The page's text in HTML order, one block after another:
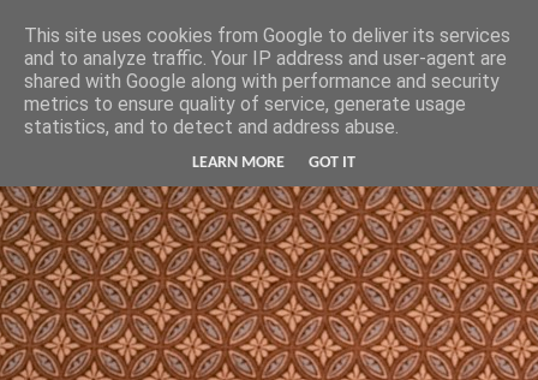
This site uses cookies from Google to deliver its services
and to analyze traffic. Your IP address and user-agent are
shared with Google along with performance and security
metrics to ensure quality of service, generate usage
statistics, and to detect and address abuse.
LEARN MORE GOT IT
Hunter Jerusalem Journal